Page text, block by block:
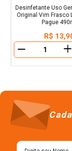
Desinfetante Uso
Original Vim Frasco
Pague
R$ 13,
＋